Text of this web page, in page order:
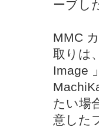
ーブし
MMC
取りは
Image
たい場
意した